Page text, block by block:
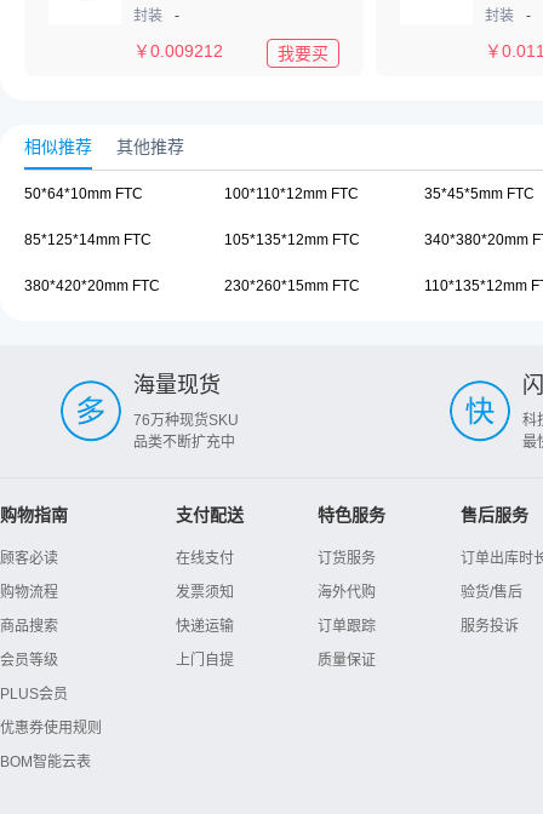
封装
-
￥0.009212 我要买
封装
-
￥
相似推荐 其他推荐
50*64*10mm FTC 100*110*12mm FTC 35*45*5mm FTC
85*125*14mm FTC 105*135*12mm FTC 340*380*20mm
380*420*20mm FTC 230*260*15mm FTC 110*135*12mm
海量现货
76万种现货SKU
品类不断扩充中
科
最
购物指南
顾客必读
购物流程
商品搜索
会员等级
PLUS会员
优惠券使用规则
BOM智能云表
支付配送
在线支付
发票须知
快递运输
上门自提
特色服务
订货服务
海外代购
订单跟踪
质量保证
售后服务
订单出库时
验货/售后
服务投诉